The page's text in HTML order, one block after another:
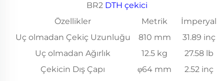
BR2 DTH çekici
Özellikler
Metrik
İmperyal
Uç olmadan Çekiç Uzunluğu
810 mm
31.89 inç
Uç olmadan Ağırlık
12.5 kg
27.58 lb
Çekicin Dış Çapı
φ64 mm
2.52 inç